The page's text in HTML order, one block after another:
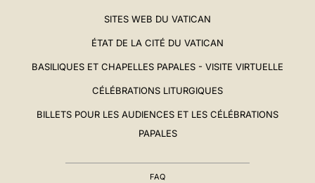
SITES WEB DU VATICAN
ÉTAT DE LA CITÉ DU VATICAN
BASILIQUES ET CHAPELLES PAPALES - VISITE VIRTUELLE
CÉLÉBRATIONS LITURGIQUES
BILLETS POUR LES AUDIENCES ET LES CÉLÉBRATIONS
PAPALES
FAQ